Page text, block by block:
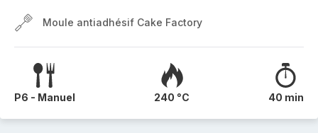
Moule antiadhésif Cake Factory
P6 - Manuel 240 °C 40 min